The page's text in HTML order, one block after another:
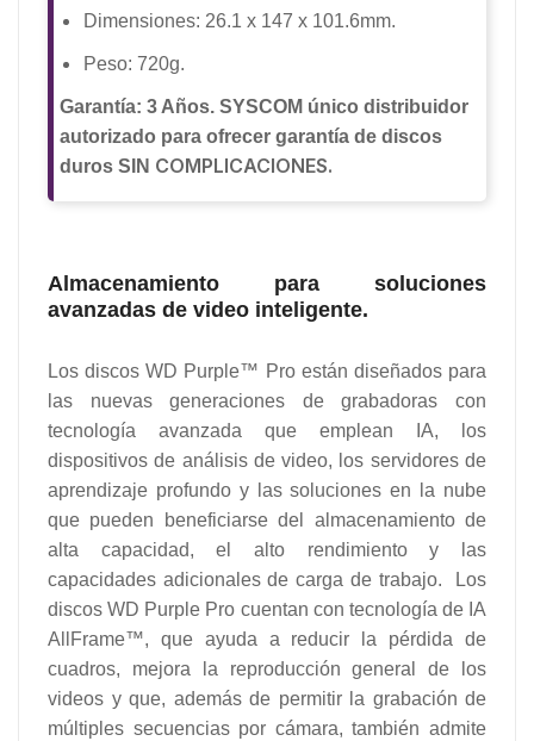
Dimensiones: 26.1 x 147 x 101.6mm.
Peso: 720g.
Garantía: 3 Años. SYSCOM único distribuidor
autorizado para ofrecer garantía de discos
duros SIN COMPLICACIONES.
Almacenamiento para soluciones
avanzadas de video inteligente.
Los discos WD Purple™ Pro están diseñados para
las nuevas generaciones de grabadoras con
tecnología avanzada que emplean IA, los
dispositivos de análisis de video, los servidores de
aprendizaje profundo y las soluciones en la nube
que pueden beneficiarse del almacenamiento de
alta capacidad, el alto rendimiento y las
capacidades adicionales de carga de trabajo. Los
discos WD Purple Pro cuentan con tecnología de IA
AllFrame™, que ayuda a reducir la pérdida de
cuadros, mejora la reproducción general de los
videos y que, además de permitir la grabación de
múltiples secuencias por cámara, también admite